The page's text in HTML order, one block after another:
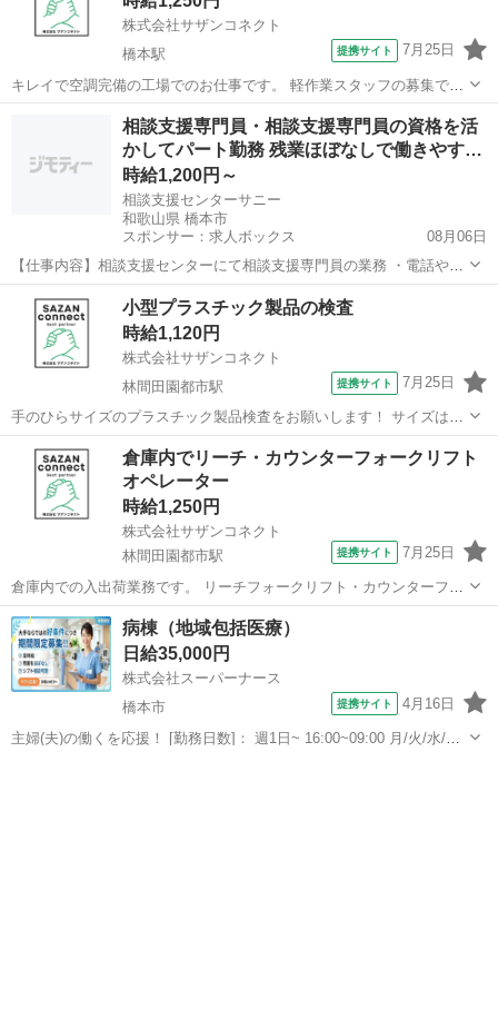
株式会社サザンコネクト
橋本駅
提携サイト 7月25日
キレイで空調完備の工場でのお仕事です。 軽作業スタッフの募集です
☆ 化粧品等の製造になります。 具体的には… ・容器に充填されたも
ののキャップ締め ・シール貼り ・軽作業のライン作業 になります。
服装:クリーン服 ...
橋本市 橋本駅 仕分け
相談支援専門員・相談支援専門員の資格を活
かしてパート勤務 残業ほぼなしで働きやす…
時給1,200円～
相談支援センターサニー
和歌山県 橋本市
スポンサー：求人ボックス
08月06日
【仕事内容】相談支援センターにて相談支援専門員の業務 ・電話や訪
問、来所による相談業務 ・サービス利用に関する計画づくり/モニタリ
ング ・担当者会議への出席や関係先との連絡調整 ・各種書類の作成/
整理 ほか 業務内容の変更範囲:な...
アルバイト・パート
小型プラスチック製品の検査
時給1,120円
株式会社サザンコネクト
林間田園都市駅
提携サイト 7月25日
手のひらサイズのプラスチック製品検査をお願いします！ サイズはマ
カロンくらいの大きさです！ 重量物はないのでご安心ください♪ 具体
的には・・・ ・機械から出てくる完成品の外観検査 ・問題なければ箱
にいれる作業 になります...
和歌山 橋本市 林間田園都市駅 仕分け
倉庫内でリーチ・カウンターフォークリフト
オペレーター
時給1,250円
株式会社サザンコネクト
林間田園都市駅
提携サイト 7月25日
倉庫内での入出荷業務です。 リーチフォークリフト・カウンターフォ
ークリフトの両方を使用し、 商品の入出庫や運搬、積み込み・積み下
ろし作業を行っていただきます。 【POINT】 出張面接・WEB面接対
応可能！ 土日祝休み！...
和歌山 橋本市 林間田園都市駅
病棟（地域包括医療）
日給35,000円
株式会社スーパーナース
橋本市
提携サイト 4月16日
主婦(夫)の働くを応援！ [勤務日数]： 週1日~ 16:00~09:00 月/火/水/木/